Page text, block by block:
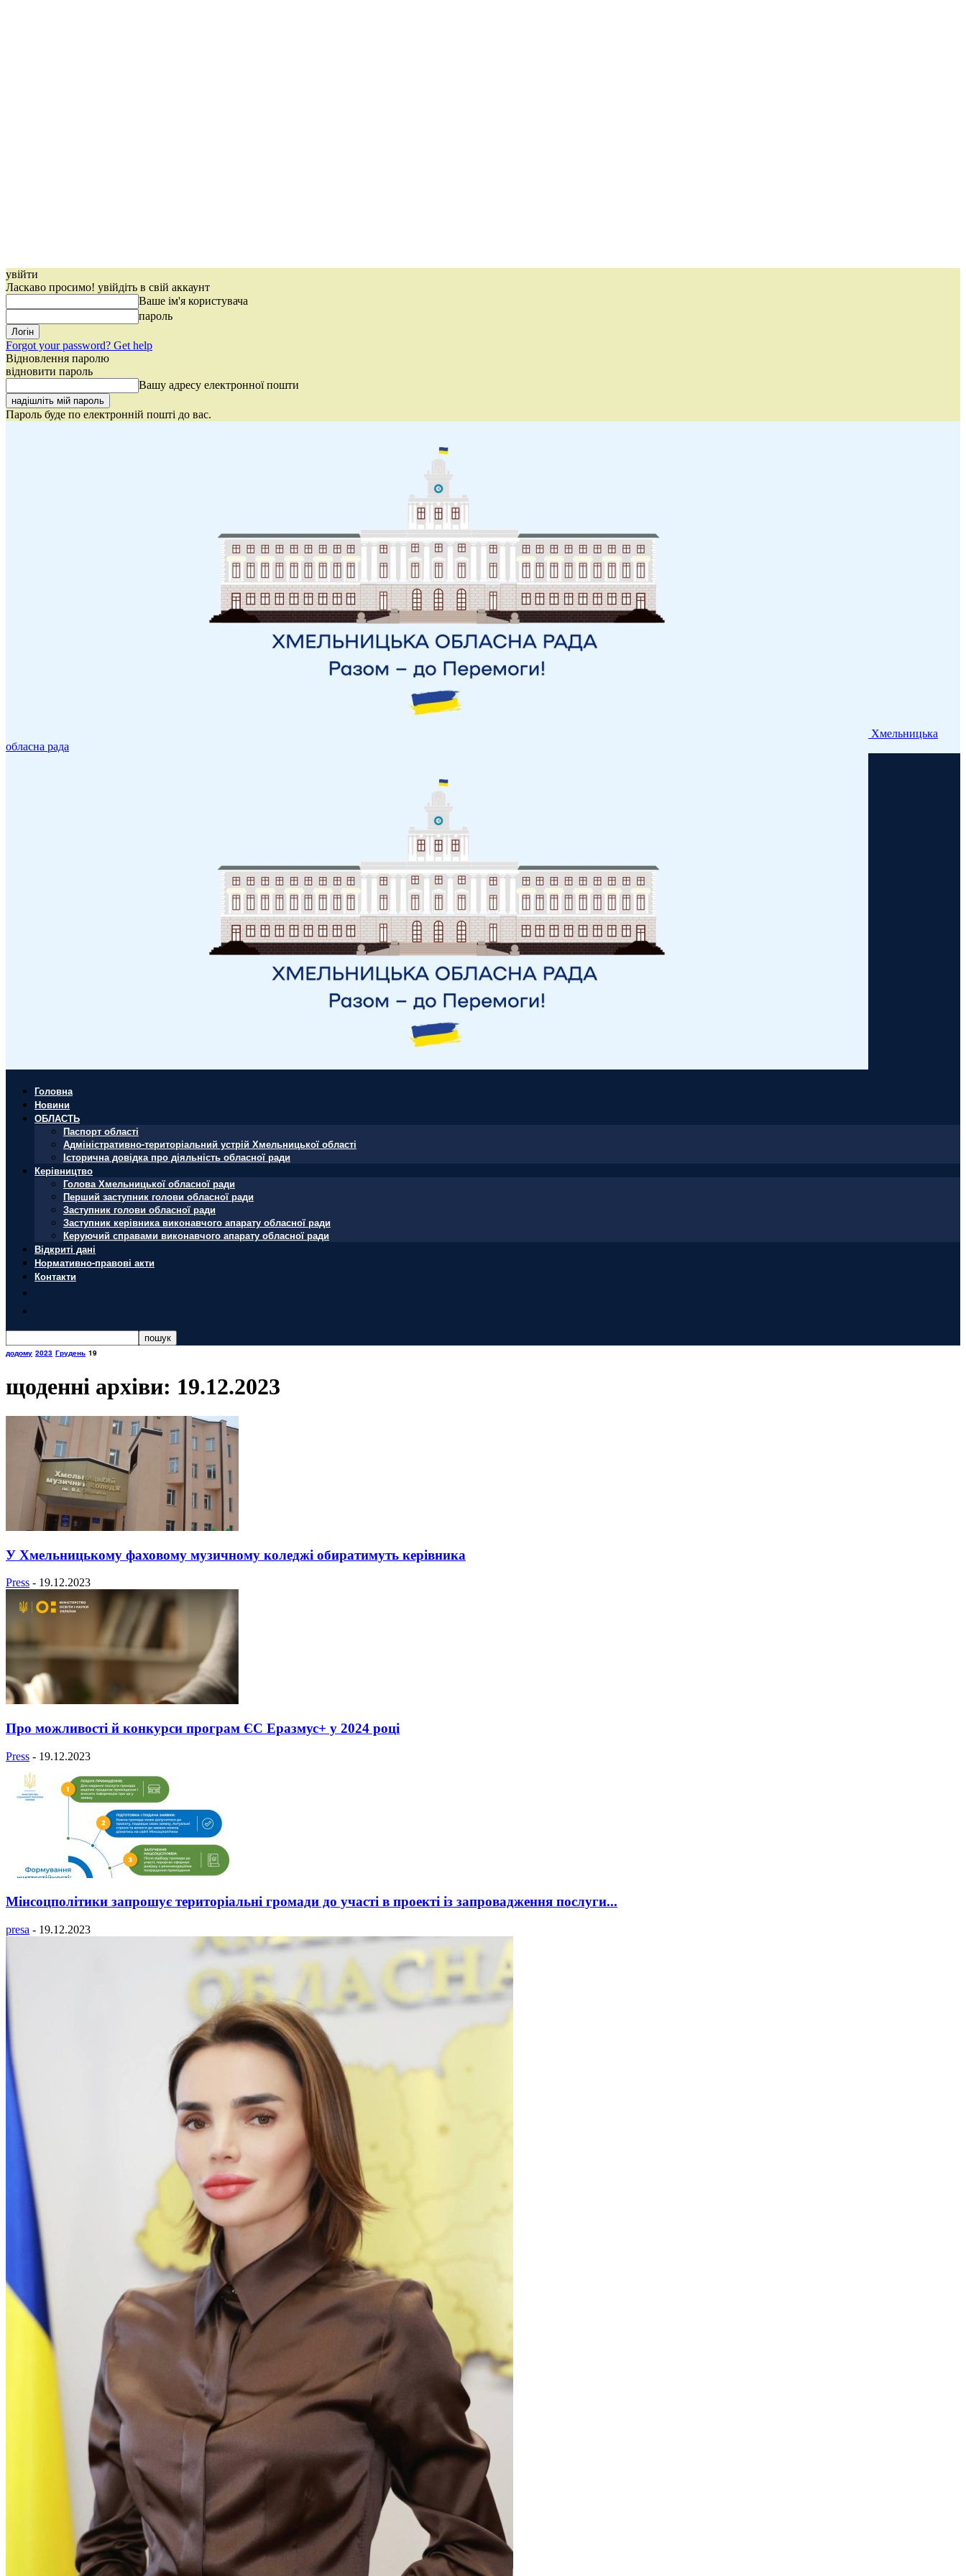
увійти
Ласкаво просимо! увійдіть в свій аккаунт
Ваше ім'я користувача
пароль
Forgot your password? Get help
Відновлення паролю
відновити пароль
Вашу адресу електронної пошти
Пароль буде по електронній пошті до вас.
Хмельницька
обласна рада
Головна
Новини
ОБЛАСТЬ
Паспорт області
Адміністративно-територіальний устрій Хмельницької області
Історична довідка про діяльність обласної ради
Керівництво
Голова Хмельницької обласної ради
Перший заступник голови обласної ради
Заступник голови обласної ради
Заступник керівника виконавчого апарату обласної ради
Керуючий справами виконавчого апарату обласної ради
Відкриті дані
Нормативно-правові акти
Контакти
додому 2023 Грудень 19
щоденні архіви: 19.12.2023
У Хмельницькому фаховому музичному коледжі обиратимуть керівника
Press - 19.12.2023
Про можливості й конкурси програм ЄС Еразмус+ у 2024 році
Press - 19.12.2023
Мінсоцполітики запрошує територіальні громади до участі в проекті із запровадження послуги...
presa - 19.12.2023